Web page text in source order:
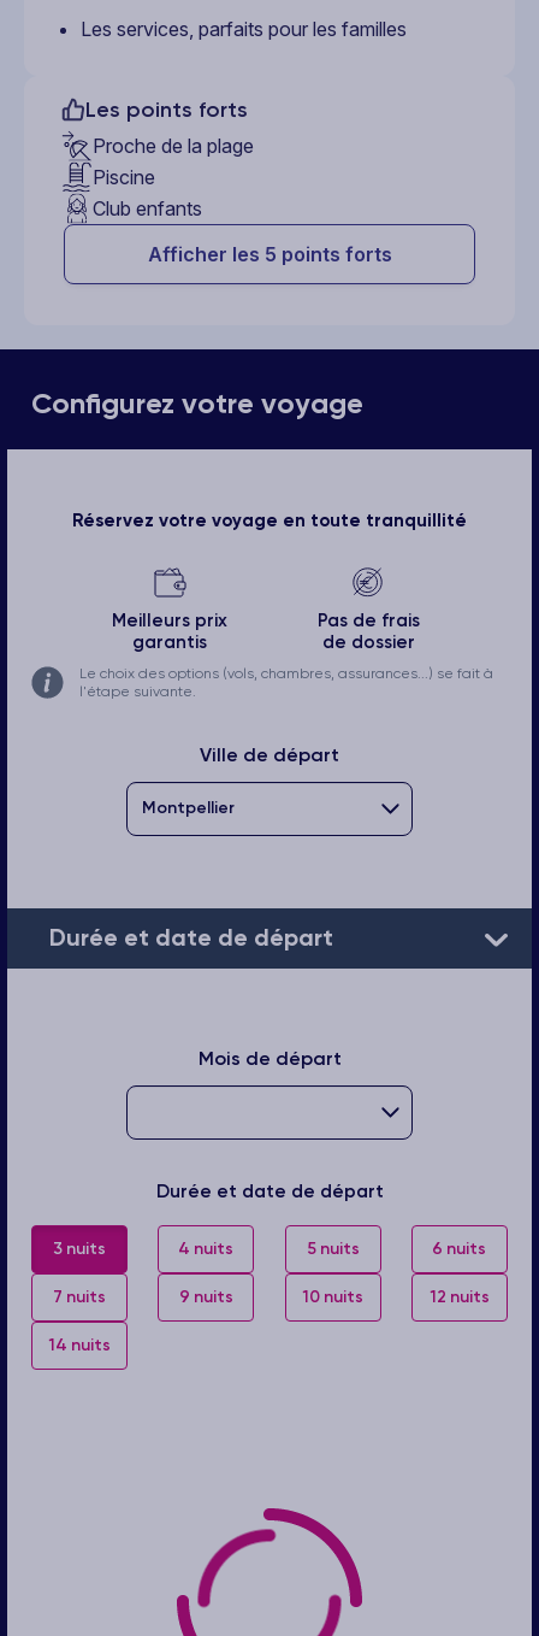
Les services, parfaits pour les familles
Les points forts
Proche de la plage
Piscine
Club enfants
Afficher les 5 points forts
Configurez votre voyage
Réservez votre voyage en toute tranquillité
Meilleurs prix
garantis
Pas de frais
de dossier
Le choix des options (vols, chambres, assurances...) se fait à
l'étape suivante.
Ville de départ
Durée et date de départ
Mois de départ
Durée et date de départ
3 nuits 4 nuits 5 nuits 6 nuits
7 nuits 9 nuits 10 nuits 12 nuits
14 nuits